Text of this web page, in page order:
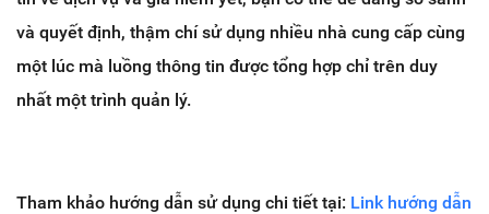
và quyết định, thậm chí sử dụng nhiều nhà cung cấp cùng
một lúc mà luồng thông tin được tổng hợp chỉ trên duy
nhất một trình quản lý.
Tham khảo hướng dẫn sử dụng chi tiết tại: Link hướng dẫn